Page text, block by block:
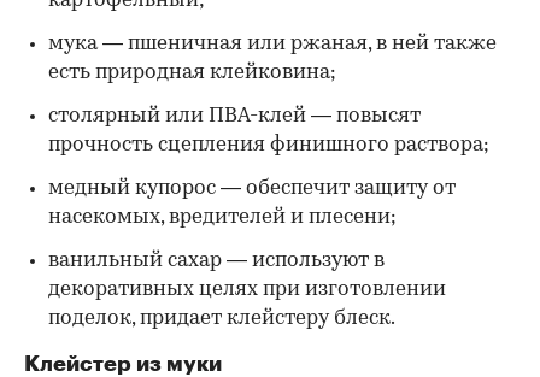
мука — пшеничная или ржаная, в ней также
есть природная клейковина;
столярный или ПВА-клей — повысят
прочность сцепления финишного раствора;
медный купорос — обеспечит защиту от
насекомых, вредителей и плесени;
ванильный сахар — используют в
декоративных целях при изготовлении
поделок, придает клейстеру блеск.
Клейстер из муки